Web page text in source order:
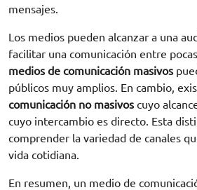
mensajes.
Los medios pueden alcanzar a una
facilitar una comunicación entre
medios de comunicación masivos
públicos muy amplios. En cambio,
comunicación no masivos cuyo
cuyo intercambio es directo. Esta
comprender la variedad de canales
vida cotidiana.
En resumen, un medio de